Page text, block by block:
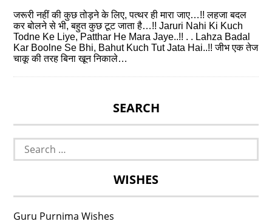
जरूरी नहीं की कुछ तोड़ने के लिए, पत्थर ही मारा जाए…!! लहजा बदल
कर बोलने से भी, बहुत कुछ टूट जाता है…!! Jaruri Nahi Ki Kuch
Todne Ke Liye, Patthar He Mara Jaye..!! . . Lahza Badal
Kar Boolne Se Bhi, Bahut Kuch Tut Jata Hai..!! जीभ एक तेज
चाकू की तरह बिना खून निकाले…
SEARCH
Search
for:
WISHES
Guru Purnima Wishes